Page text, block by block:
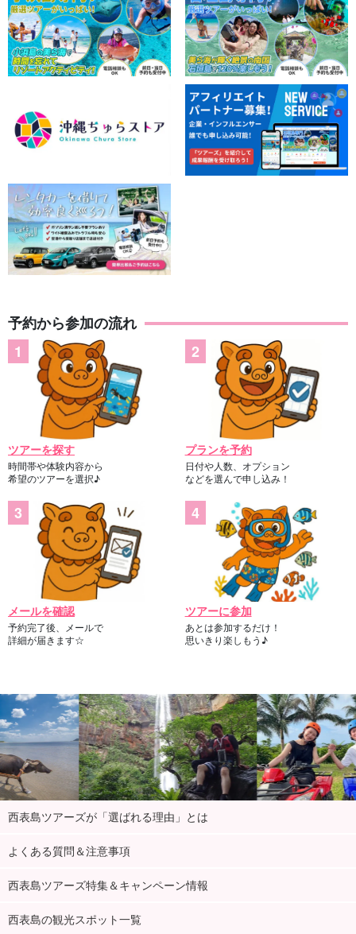
予約から参加の流れ
ツアーを探す
時間帯や体験内容から
希望のツアーを選択♪
プランを予約
日付や人数、オプション
などを選んで申し込み！
メールを確認
予約完了後、メールで
詳細が届きます☆
ツアーに参加
あとは参加するだけ！
思いきり楽しもう♪
西表島ツアーズが「選ばれる理由」とは
よくある質問＆注意事項
西表島ツアーズ特集＆キャンペーン情報
西表島の観光スポット一覧